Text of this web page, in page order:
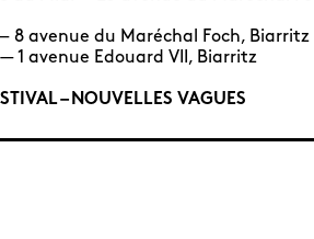
8 avenue du Maréchal Foch, Biarritz
1 avenue Edouard VII, Biarritz
– NOUVELLES VAGUES